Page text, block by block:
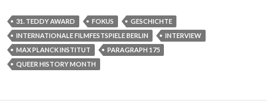
31. TEDDY AWARD FOKUS
GESCHICHTE
INTERNATIONALE FILMFESTSPIELE BERLIN
INTERVIEW
MAX PLANCK INSTITUT
PARAGRAPH 175
QUEER HISTORY MONTH